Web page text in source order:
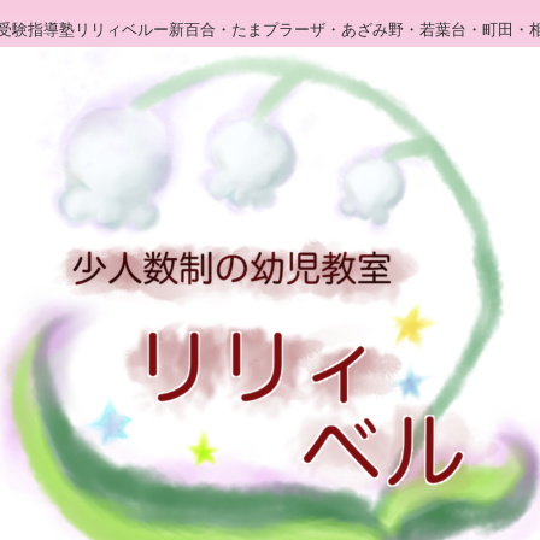
験指導塾リリィベルー新百合・たまプラーザ・あざみ野・若葉台・町田・